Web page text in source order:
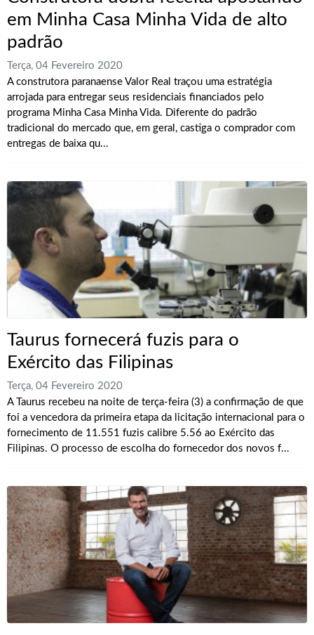
em Minha Casa Minha Vida de alto
padrão
Terça, 04 Fevereiro 2020
A construtora paranaense Valor Real traçou uma estratégia
arrojada para entregar seus residenciais financiados pelo
programa Minha Casa Minha Vida. Diferente do padrão
tradicional do mercado que, em geral, castiga o comprador com
entregas de baixa qu...
Taurus fornecerá fuzis para o
Exército das Filipinas
Terça, 04 Fevereiro 2020
A Taurus recebeu na noite de terça-feira (3) a confirmação de que
foi a vencedora da primeira etapa da licitação internacional para o
fornecimento de 11.551 fuzis calibre 5.56 ao Exército das
Filipinas. O processo de escolha do fornecedor dos novos f...